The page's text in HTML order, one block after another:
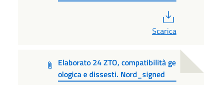
Scarica
Elaborato 24 ZTO, compatibilità ge
ologica e dissesti. Nord_signed